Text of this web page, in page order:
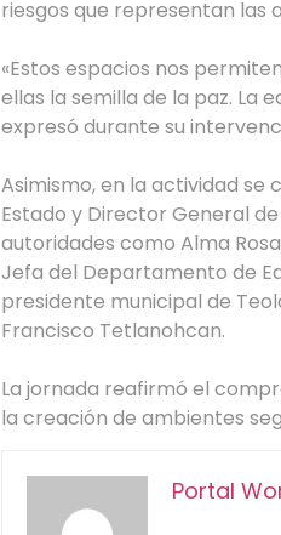
riesgos que representan las
«Estos espacios nos
ellas la semilla de la paz. La
expresó durante su
Asimismo, en la actividad
Estado y Director General
autoridades como Alma
Jefa del Departamento de
presidente municipal de
Francisco Tetlanohcan.
La jornada reafirmó el
la creación de ambientes
Portal